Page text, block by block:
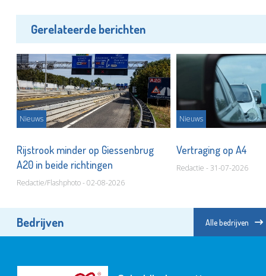
Gerelateerde berichten
Nieuws
Rijstrook minder op Giessenbrug
A20 in beide richtingen
Redactie/Flashphoto - 02-08-2026
Nieuws
Vertraging op A4
Redactie - 31-07-2026
Bedrijven Alle bedrijven